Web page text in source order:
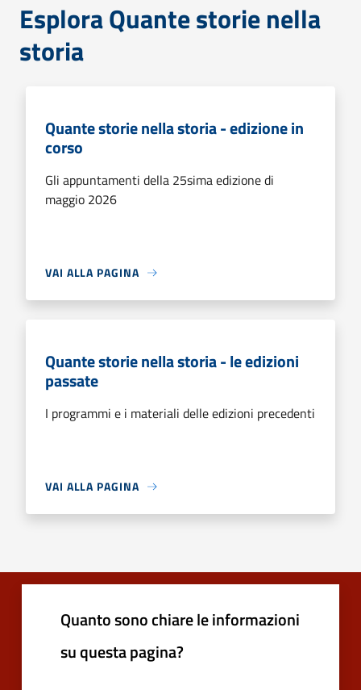
Esplora Quante storie nella
storia
Quante storie nella storia - edizione in
corso
Gli appuntamenti della 25sima edizione di
maggio 2026
VAI ALLA PAGINA
Quante storie nella storia - le edizioni
passate
I programmi e i materiali delle edizioni precedenti
VAI ALLA PAGINA
Quanto sono chiare le informazioni
su questa pagina?